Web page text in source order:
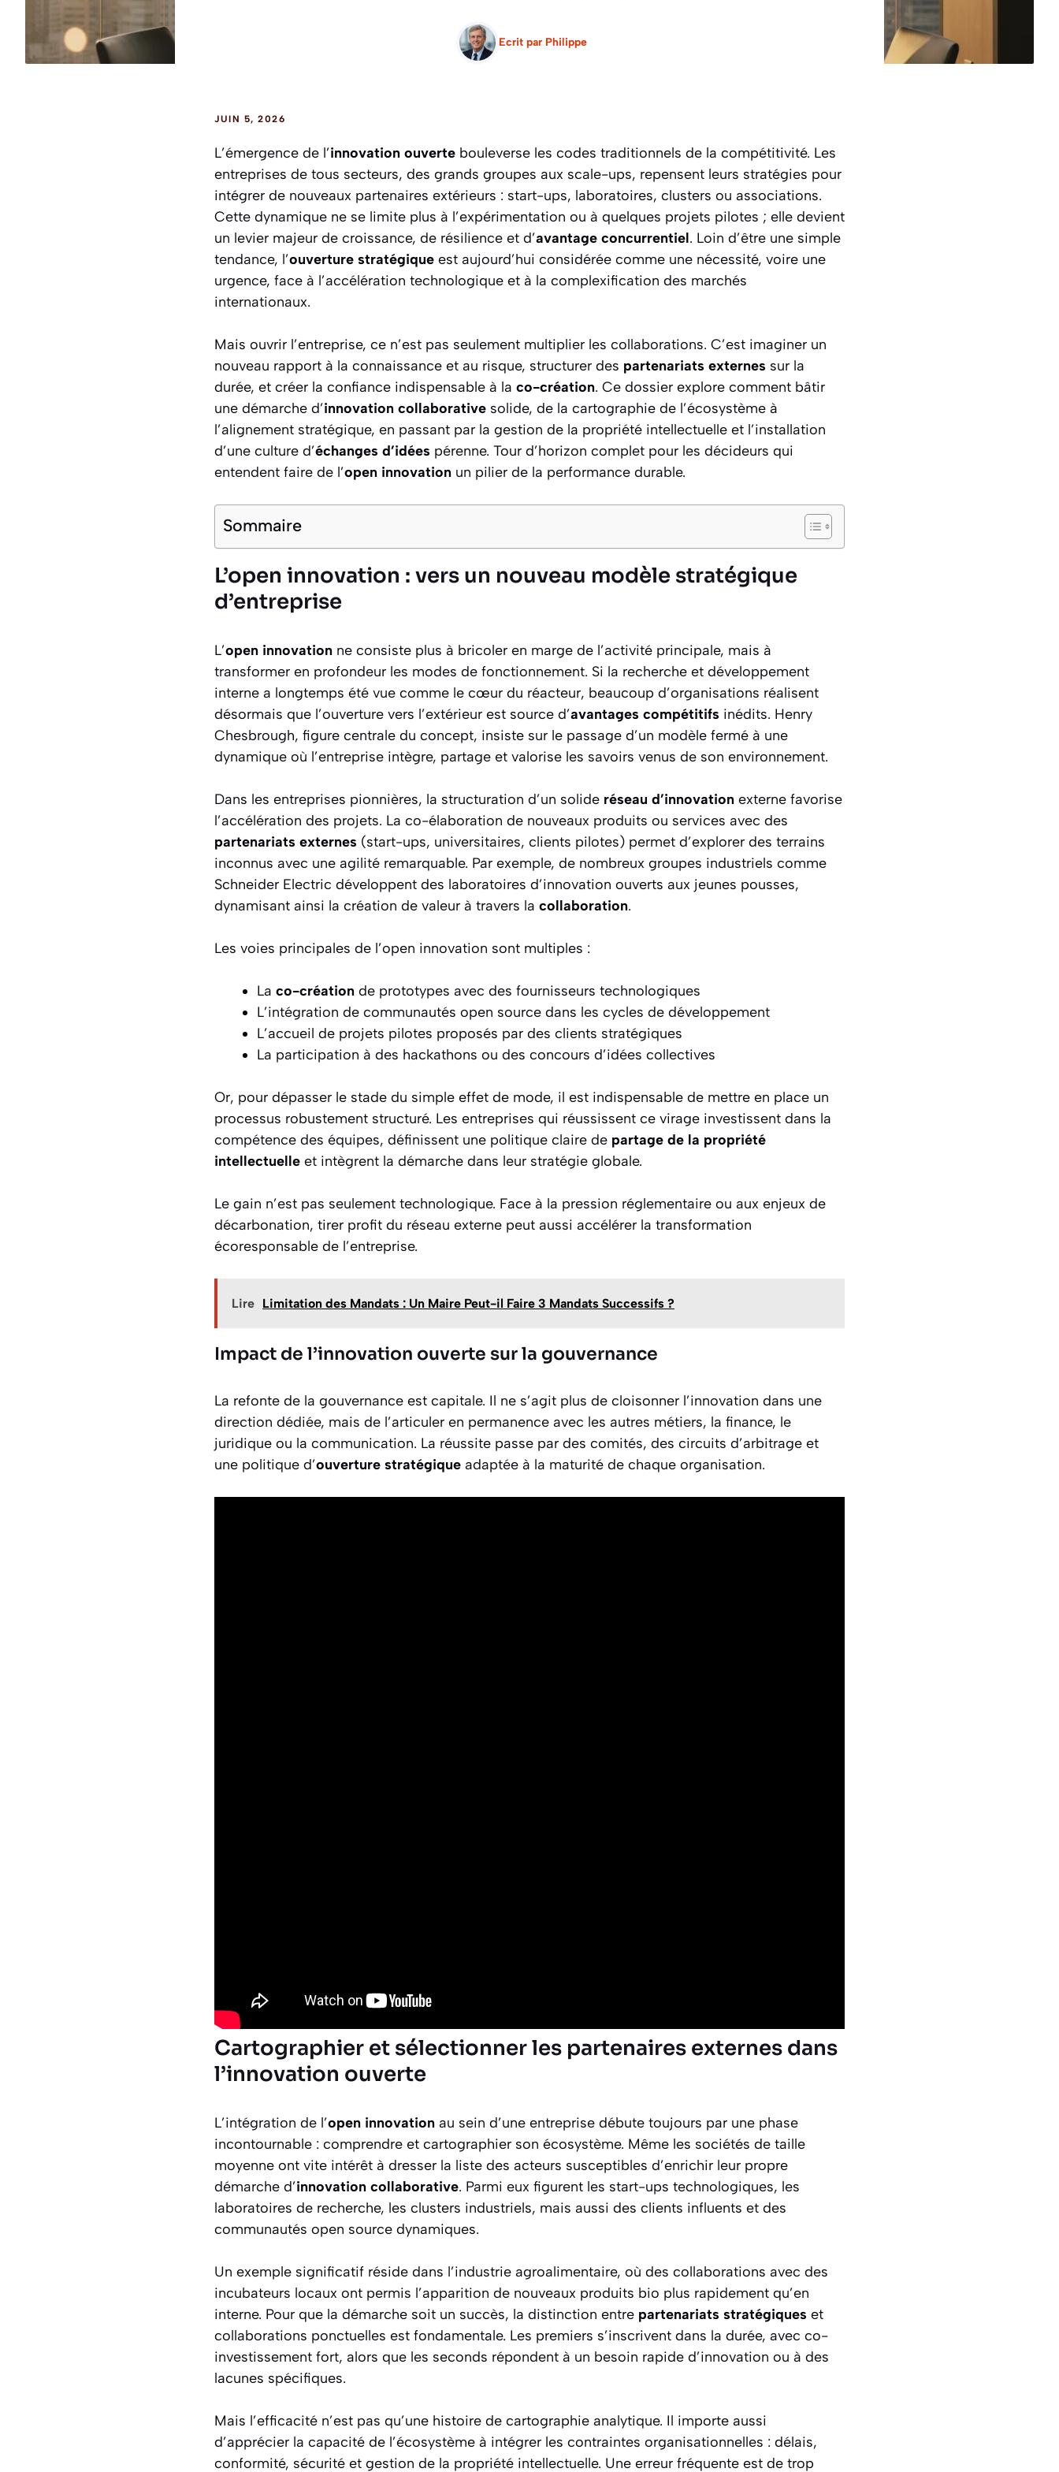
Ecrit par Philippe
JUIN 5, 2026
L’émergence de l’innovation ouverte bouleverse les codes traditionnels de la compétitivité. Les
entreprises de tous secteurs, des grands groupes aux scale-ups, repensent leurs stratégies pour
intégrer de nouveaux partenaires extérieurs : start-ups, laboratoires, clusters ou associations.
Cette dynamique ne se limite plus à l’expérimentation ou à quelques projets pilotes ; elle devient
un levier majeur de croissance, de résilience et d’avantage concurrentiel. Loin d’être une simple
tendance, l’ouverture stratégique est aujourd’hui considérée comme une nécessité, voire une
urgence, face à l’accélération technologique et à la complexification des marchés
internationaux.
Mais ouvrir l’entreprise, ce n’est pas seulement multiplier les collaborations. C’est imaginer un
nouveau rapport à la connaissance et au risque, structurer des partenariats externes sur la
durée, et créer la confiance indispensable à la co-création. Ce dossier explore comment bâtir
une démarche d’innovation collaborative solide, de la cartographie de l’écosystème à
l’alignement stratégique, en passant par la gestion de la propriété intellectuelle et l’installation
d’une culture d’échanges d’idées pérenne. Tour d’horizon complet pour les décideurs qui
entendent faire de l’open innovation un pilier de la performance durable.
Sommaire
L’open innovation : vers un nouveau modèle stratégique
d’entreprise
L’open innovation ne consiste plus à bricoler en marge de l’activité principale, mais à
transformer en profondeur les modes de fonctionnement. Si la recherche et développement
interne a longtemps été vue comme le cœur du réacteur, beaucoup d’organisations réalisent
désormais que l’ouverture vers l’extérieur est source d’avantages compétitifs inédits. Henry
Chesbrough, figure centrale du concept, insiste sur le passage d’un modèle fermé à une
dynamique où l’entreprise intègre, partage et valorise les savoirs venus de son environnement.
Dans les entreprises pionnières, la structuration d’un solide réseau d’innovation externe favorise
l’accélération des projets. La co-élaboration de nouveaux produits ou services avec des
partenariats externes (start-ups, universitaires, clients pilotes) permet d’explorer des terrains
inconnus avec une agilité remarquable. Par exemple, de nombreux groupes industriels comme
Schneider Electric développent des laboratoires d’innovation ouverts aux jeunes pousses,
dynamisant ainsi la création de valeur à travers la collaboration.
Les voies principales de l’open innovation sont multiples :
La co-création de prototypes avec des fournisseurs technologiques
L’intégration de communautés open source dans les cycles de développement
L’accueil de projets pilotes proposés par des clients stratégiques
La participation à des hackathons ou des concours d’idées collectives
Or, pour dépasser le stade du simple effet de mode, il est indispensable de mettre en place un
processus robustement structuré. Les entreprises qui réussissent ce virage investissent dans la
compétence des équipes, définissent une politique claire de partage de la propriété
intellectuelle et intègrent la démarche dans leur stratégie globale.
Le gain n’est pas seulement technologique. Face à la pression réglementaire ou aux enjeux de
décarbonation, tirer profit du réseau externe peut aussi accélérer la transformation
écoresponsable de l’entreprise.
Lire Limitation des Mandats : Un Maire Peut-il Faire 3 Mandats Successifs ?
Impact de l’innovation ouverte sur la gouvernance
La refonte de la gouvernance est capitale. Il ne s’agit plus de cloisonner l’innovation dans une
direction dédiée, mais de l’articuler en permanence avec les autres métiers, la finance, le
juridique ou la communication. La réussite passe par des comités, des circuits d’arbitrage et
une politique d’ouverture stratégique adaptée à la maturité de chaque organisation.
Cartographier et sélectionner les partenaires externes dans
l’innovation ouverte
L’intégration de l’open innovation au sein d’une entreprise débute toujours par une phase
incontournable : comprendre et cartographier son écosystème. Même les sociétés de taille
moyenne ont vite intérêt à dresser la liste des acteurs susceptibles d’enrichir leur propre
démarche d’innovation collaborative. Parmi eux figurent les start-ups technologiques, les
laboratoires de recherche, les clusters industriels, mais aussi des clients influents et des
communautés open source dynamiques.
Un exemple significatif réside dans l’industrie agroalimentaire, où des collaborations avec des
incubateurs locaux ont permis l’apparition de nouveaux produits bio plus rapidement qu’en
interne. Pour que la démarche soit un succès, la distinction entre partenariats stratégiques et
collaborations ponctuelles est fondamentale. Les premiers s’inscrivent dans la durée, avec co-
investissement fort, alors que les seconds répondent à un besoin rapide d’innovation ou à des
lacunes spécifiques.
Mais l’efficacité n’est pas qu’une histoire de cartographie analytique. Il importe aussi
d’apprécier la capacité de l’écosystème à intégrer les contraintes organisationnelles : délais,
conformité, sécurité et gestion de la propriété intellectuelle. Une erreur fréquente est de trop